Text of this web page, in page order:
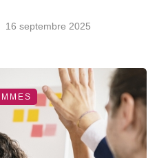
16 septembre 2025